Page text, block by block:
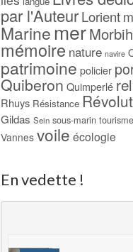
Histoires de Houat –
René SCOUARNEC –
NEUF !
AJOUTER AU PANIER
Ajouter à ma Wishlist
par l'Auteur Lorient
Marine mer
mémoire nature navire
patrimoine policier
Quiberon Quimperlé
Rhuys Résistance
Gildas Sein sous-marin tourisme
Vannes voile écologie
En vedette !